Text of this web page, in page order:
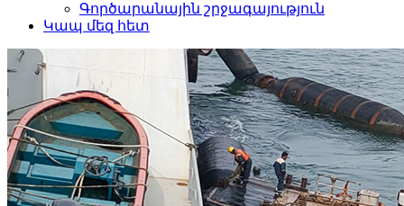
Գործարանային շրջագայություն
Կապ մեզ հետ